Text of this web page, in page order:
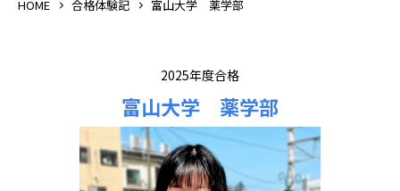
HOME 合格体験記 富山大学 薬学部
2025年度合格
富山大学 薬学部